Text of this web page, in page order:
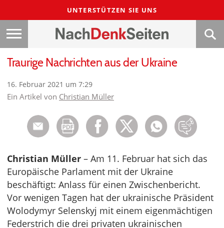
UNTERSTÜTZEN SIE UNS
Traurige Nachrichten aus der Ukraine
16. Februar 2021 um 7:29
Ein Artikel von Christian Müller
Christian Müller – Am 11. Februar hat sich das
Europäische Parlament mit der Ukraine
beschäftigt: Anlass für einen Zwischenbericht.
Vor wenigen Tagen hat der ukrainische Präsident
Wolodymyr Selenskyj mit einem eigenmächtigen
Federstrich die drei privaten ukrainischen